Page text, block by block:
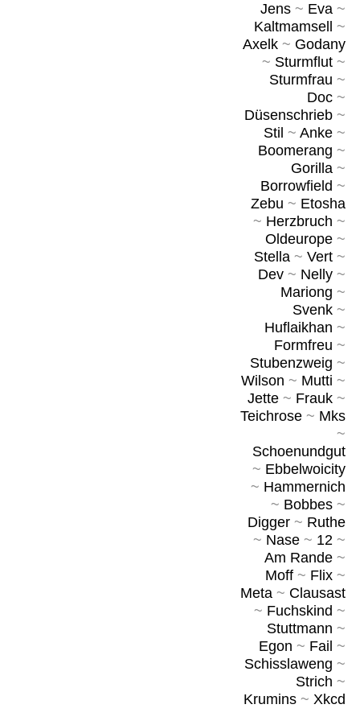
Jens~ Eva~
Kaltmamsell
~
Axelk~ Godany
~ Sturmflut~
Sturmfrau ~
Doc~
Düsenschrieb~
Stil ~ Anke~
Boomerang ~
Gorilla~
Borrowfield ~
Zebu ~ Etosha
~ Herzbruch ~
Oldeurope~
Stella~ Vert~
Dev~ Nelly~
Mariong ~
Svenk~
Huflaikhan ~
Formfreu ~
Stubenzweig ~
Wilson ~ Mutti ~
Jette~ Frauk~
Teichrose~ Mks
~
Schoenundgut
~ Ebbelwoicity
~ Hammernich
~ Bobbes~
Digger~ Ruthe
~ Nase~ 12~
Am Rande~
Moff~ Flix~
Meta~ Clausast
~ Fuchskind ~
Stuttmann ~
Egon ~ Fail ~
Schisslaweng ~
Strich ~
Krumins~ Xkcd